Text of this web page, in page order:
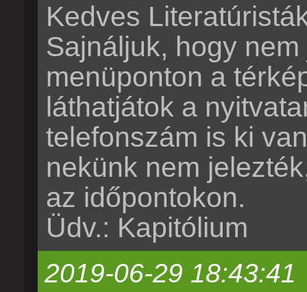
Kedves
Sajnáljuk, hogy
menüponton a
láthatjátok a
telefonszám is ki
nekünk nem
az időpontokon.
Üdv.: Kapitólium
2019-06-29 18:43:41